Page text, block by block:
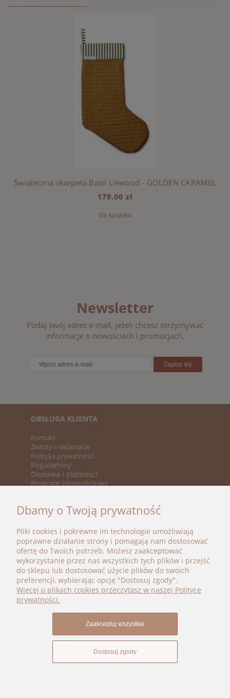
Świąteczna skarpeta Basil Liewood - GOLDEN CARAMEL
179,00 zł
Do koszyka
Newsletter
Podaj swój adres e-mail, jeżeli chcesz otrzymywać
informacje o nowościach i promocjach.
Zapisz się
OBSŁUGA KLIENTA
Kontakt
Zwroty i reklamacje
Polityka prywatności
Regulaminy
Dostawa i płatności
Program lojalnościowy
Promocje
Marki
BOHO BÉBÉ
kontakt@bohobebe.pl
+48 696 696 979
Instagram
Facebook
Dbamy o Twoją prywatność
Pliki cookies i pokrewne im technologie umożliwiają
poprawne działanie strony i pomagają nam dostosować
ofertę do Twoich potrzeb. Możesz zaakceptować
wykorzystanie przez nas wszystkich tych plików i przejść
do sklepu lub dostosować użycie plików do swoich
preferencji, wybierając opcję "Dostosuj zgody".
Więcej o plikach cookies przeczytasz w naszej Polityce
prywatności.
Dostosuj zgody
Zaakceptuj wszystkie